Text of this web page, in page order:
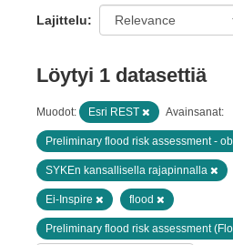
Lajittelu
Löytyi 1 datasettiä
Muodot: Esri REST Avainsanat:
Preliminary flood risk assessment -
SYKEn kansallisella rajapinnalla
Ei-Inspire flood
Preliminary flood risk assessment